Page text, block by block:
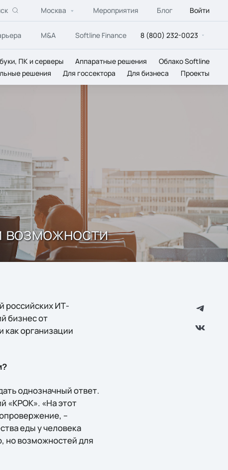
Москва Мероприятия Блог Войти
M&A Softline Finance 8 (800) 232-0023
ПК и серверы Аппаратные решения
Облако Softline
решения Для госсектора Для бизнеса Проекты
возможности
российских ИТ-
бизнес от
как организации
однозначный ответ.
«КРОК». «На этот
–
еды у человека
но возможностей для